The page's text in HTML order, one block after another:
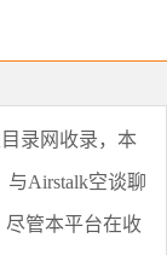
录网收录，本
与Airstalk空谈聊
管本平台在收